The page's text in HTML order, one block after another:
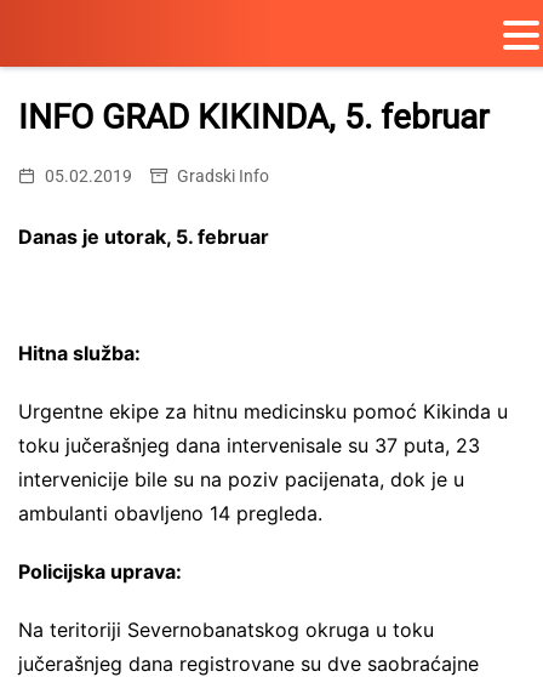
Skip
content
INFO GRAD KIKINDA, 5. februar
05.02.2019 Gradski Info
Danas je utorak, 5. februar
Hitna služba:
Urgentne ekipe za hitnu medicinsku pomoć Kikinda u
toku jučerašnjeg dana intervenisale su 37 puta, 23
intervenicije bile su na poziv pacijenata, dok je u
ambulanti obavljeno 14 pregleda.
Policijska uprava:
Na teritoriji Severnobanatskog okruga u toku
jučerašnjeg dana registrovane su dve saobraćajne